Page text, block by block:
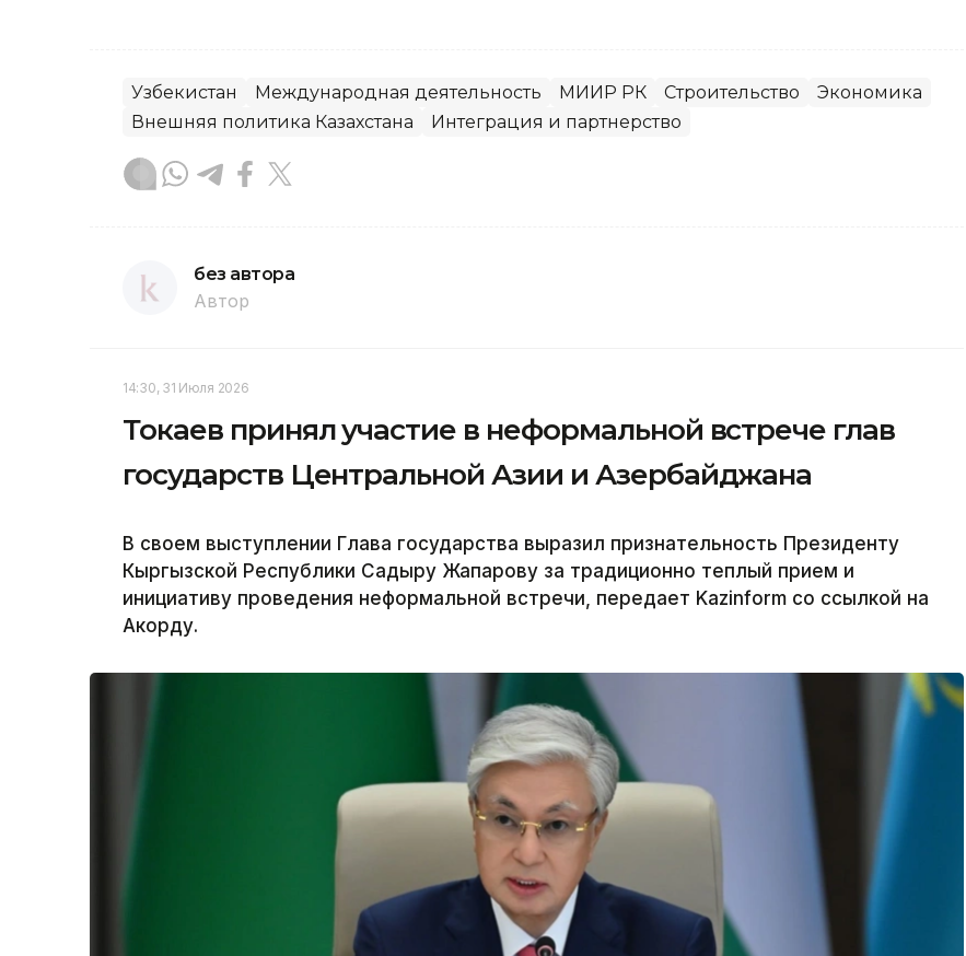
Узбекистан Международная деятельность МИИР РК Строительство
Экономика
Внешняя политика Казахстана
Интеграция и партнерство
без автора
Автор
14:30, 31 Июля 2026
Токаев принял участие в неформальной встрече глав
государств Центральной Азии и Азербайджана
В своем выступлении Глава государства выразил признательность Президенту
Кыргызской Республики Садыру Жапарову за традиционно теплый прием и
инициативу проведения неформальной встречи, передает Kazinform со ссылкой на
Акорду.